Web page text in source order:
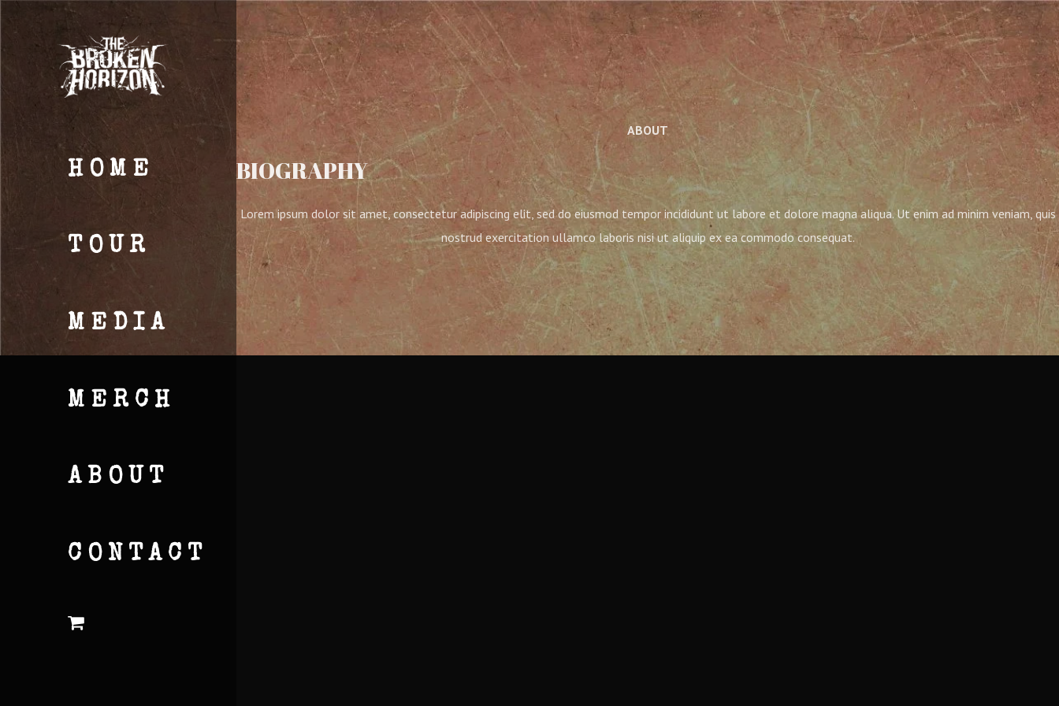
HOME
TOUR
MEDIA
MERCH
ABOUT
CONTACT
ABOUT
BIOGRAPHY
Lorem ipsum dolor sit amet, consectetur adipiscing elit, sed do eiusmod tempor incididunt ut labore et dolore magna aliqua. Ut enim ad minim veniam, quis
nostrud exercitation ullamco laboris nisi ut aliquip ex ea commodo consequat.